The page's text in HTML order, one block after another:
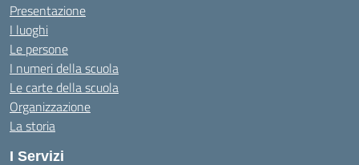
Presentazione
I luoghi
Le persone
I numeri della scuola
Le carte della scuola
Organizzazione
La storia
I Servizi